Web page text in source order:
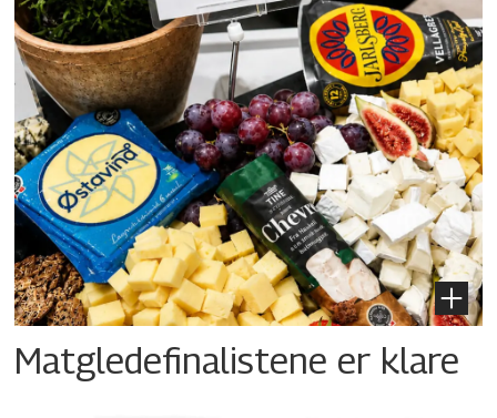
Matgledefinalistene er klare